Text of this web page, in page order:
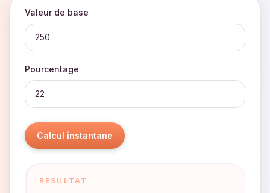
Valeur de base
Pourcentage
Calcul instantane
RESULTAT